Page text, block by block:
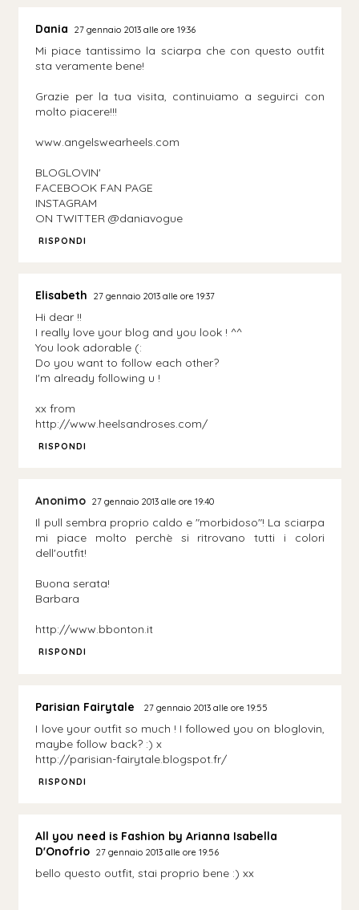
Dania 27 gennaio 2013 alle ore 19:36
Mi piace tantissimo la sciarpa che con questo outfit
sta veramente bene!
Grazie per la tua visita, continuiamo a seguirci con
molto piacere!!!
www.angelswearheels.com
BLOGLOVIN'
FACEBOOK FAN PAGE
INSTAGRAM
ON TWITTER @daniavogue
RISPONDI
Elisabeth 27 gennaio 2013 alle ore 19:37
Hi dear !!
I really love your blog and you look ! ^^
You look adorable (:
Do you want to follow each other?
I'm already following u !
xx from
http://www.heelsandroses.com/
RISPONDI
Anonimo 27 gennaio 2013 alle ore 19:40
Il pull sembra proprio caldo e "morbidoso"! La sciarpa
mi piace molto perchè si ritrovano tutti i colori
dell'outfit!
Buona serata!
Barbara
http://www.bbonton.it
RISPONDI
Parisian Fairytale 27 gennaio 2013 alle ore 19:55
I love your outfit so much ! I followed you on bloglovin,
maybe follow back? :) x
http://parisian-fairytale.blogspot.fr/
RISPONDI
All you need is Fashion by Arianna Isabella
D'Onofrio 27 gennaio 2013 alle ore 19:56
bello questo outfit, stai proprio bene :) xx